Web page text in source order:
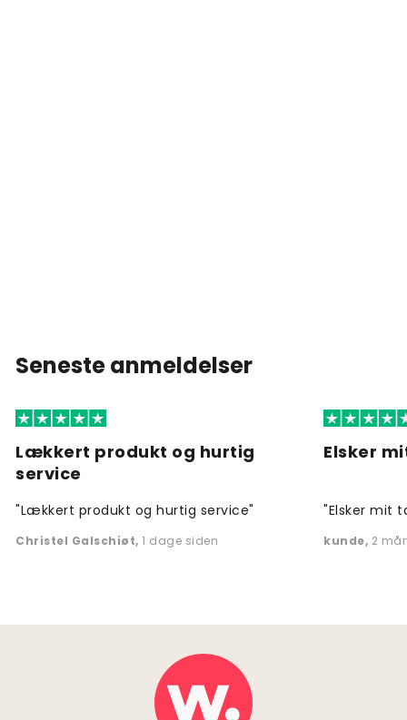
Seneste anmeldelser
Lækkert produkt og hurtig
service
"Lækkert produkt og hurtig service"
Christel Galschiøt, 1 dage siden
Elsker
"Elsker mit
kunde, 2